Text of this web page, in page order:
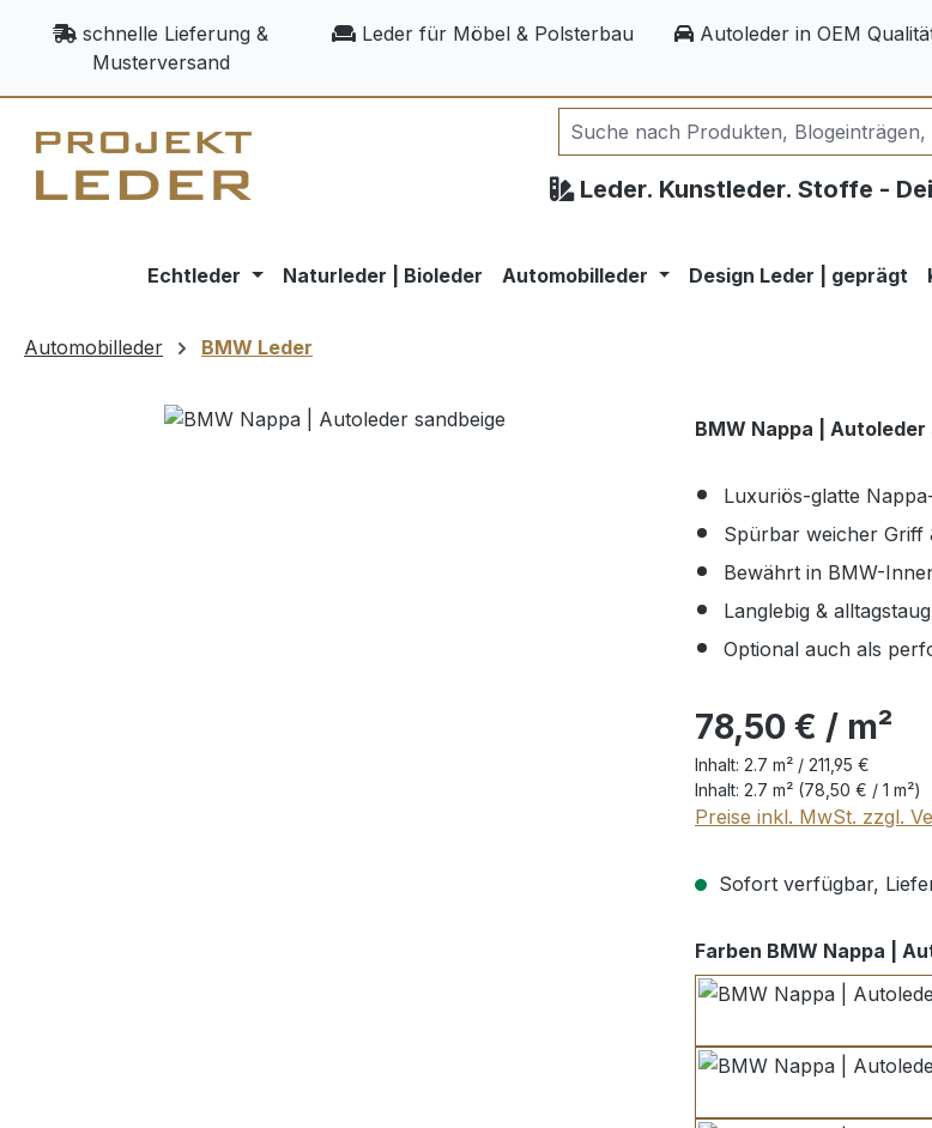
Hauptinhalt springen
Zur Suche springen
Zur Hauptnavigation springen
schnelle Lieferung &
Musterversand
Leder für Möbel & Polsterbau Autoleder in OEM
Leder. Kunstleder. Stoffe -
Echtleder Naturleder | Bioleder Automobilleder Design Leder | geprägt
Automobilleder BMW Leder
Bildergalerie überspringen BMW Nappa |
Luxuriös-glatte
Spürbar weicher Griff
Bewährt in BMW-
Langlebig &
Optional auch als
78,50 € / m²
Inhalt: 2.7 m² / 211,95 €
Inhalt: 2.7 m² (78,50 € / 1 m²)
Preise inkl. MwSt. zzgl.
Sofort verfügbar,
Farben BMW Nappa |